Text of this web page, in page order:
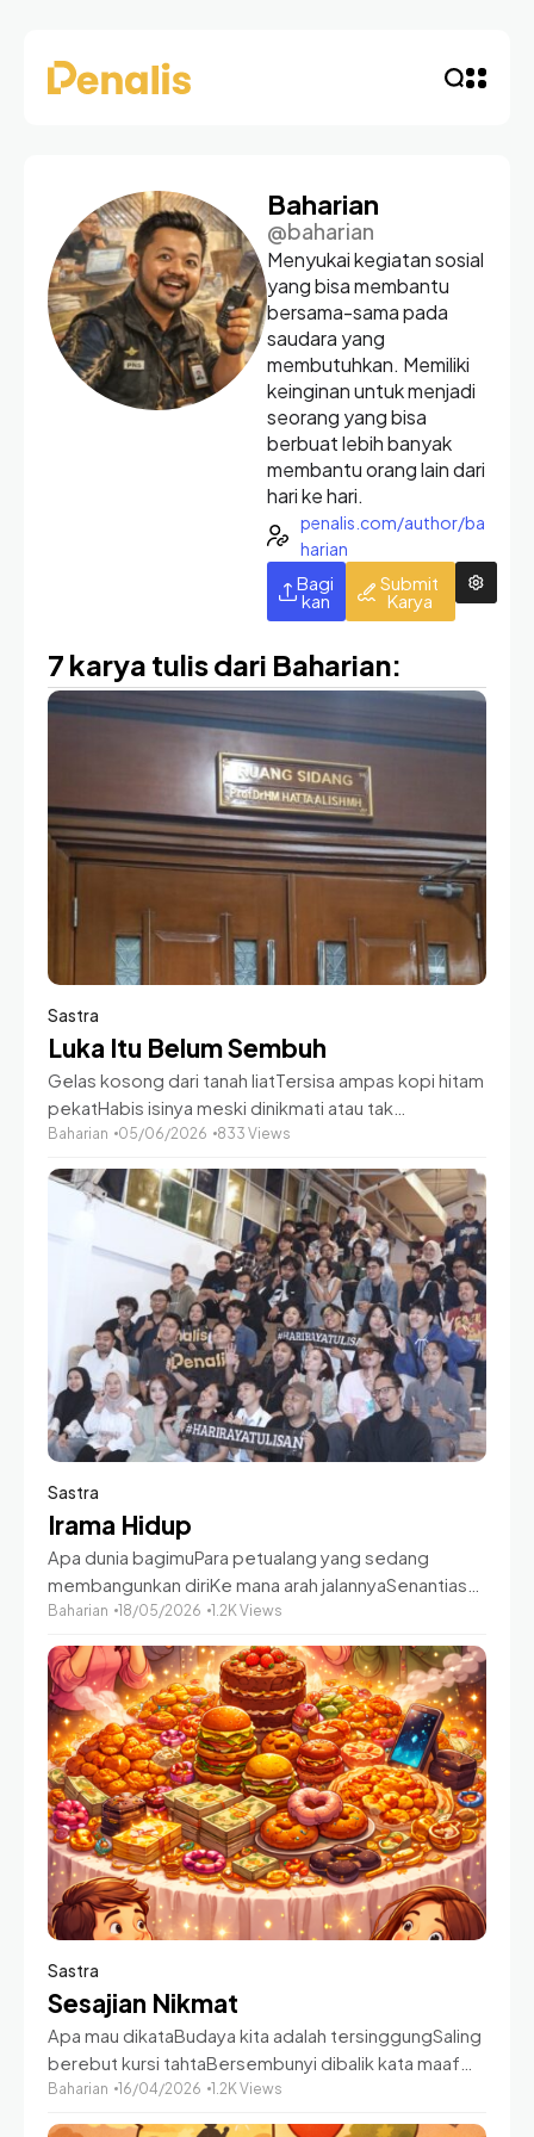
Baharian
@baharian
Menyukai kegiatan sosial
yang bisa membantu
bersama-sama pada
saudara yang
membutuhkan. Memiliki
keinginan untuk menjadi
seorang yang bisa
berbuat lebih banyak
membantu orang lain dari
hari ke hari.
penalis.com/author/ba
harian
Bagi
kan
Submit
Karya
7 karya tulis dari Baharian:
Sastra
Luka Itu Belum Sembuh
Gelas kosong dari tanah liatTersisa ampas kopi hitam
pekatHabis isinya meski dinikmati atau tak
tertelanDalam malam dengan rasa mati suri Terjatuh..
untuk keegoisan diriSekedar membuktikan dampak
Baharian 05/06/2026 833 Views
Sastra
Irama Hidup
Apa dunia bagimuPara petualang yang sedang
membangunkan diriKe mana arah jalannyaSenantiasa
jadi pertanyaan pada Sang Ilahi Tanganmu berkata
gembiraPikiranmu menjalar seperti gulmaHatimu
bagaikan laut
Baharian 18/05/2026 1.2K Views
Sastra
Sesajian Nikmat
Apa mau dikataBudaya kita adalah tersinggungSaling
berebut kursi tahtaBersembunyi dibalik kata maaf
setelah berpanggung Kisah kisah nelangsa
Baharian 16/04/2026 1.2K Views